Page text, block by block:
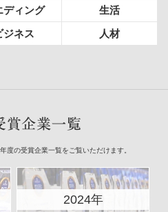
ディング
生活
ジネス
人材
度の受賞企業一覧をご覧いただけます。
2024年